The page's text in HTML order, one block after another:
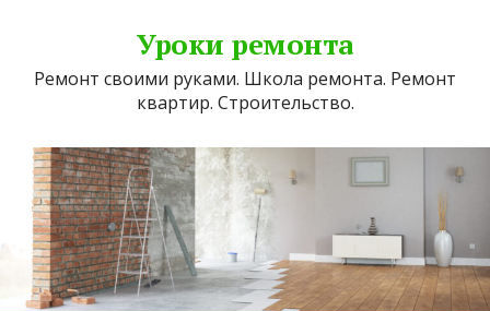
Уроки ремонта
Ремонт своими руками. Школа ремонта. Ремонт
квартир. Строительство.